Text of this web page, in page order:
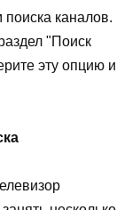
каналов.
"Поиск
эту опцию и